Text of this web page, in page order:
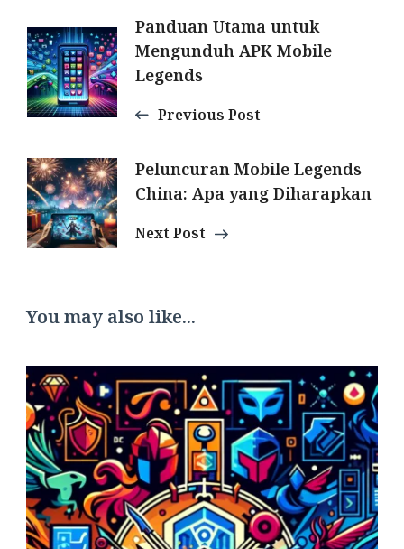
Post
Navigation
Panduan Utama untuk
Mengunduh APK Mobile
Legends
Previous Post
Peluncuran Mobile Legends
China: Apa yang Diharapkan
Next Post
You may also like...